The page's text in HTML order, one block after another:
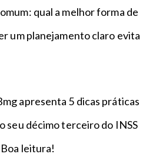
qual a melhor forma de
um planejamento claro evita
apresenta 5 dicas práticas
seu décimo terceiro do INSS
leitura!